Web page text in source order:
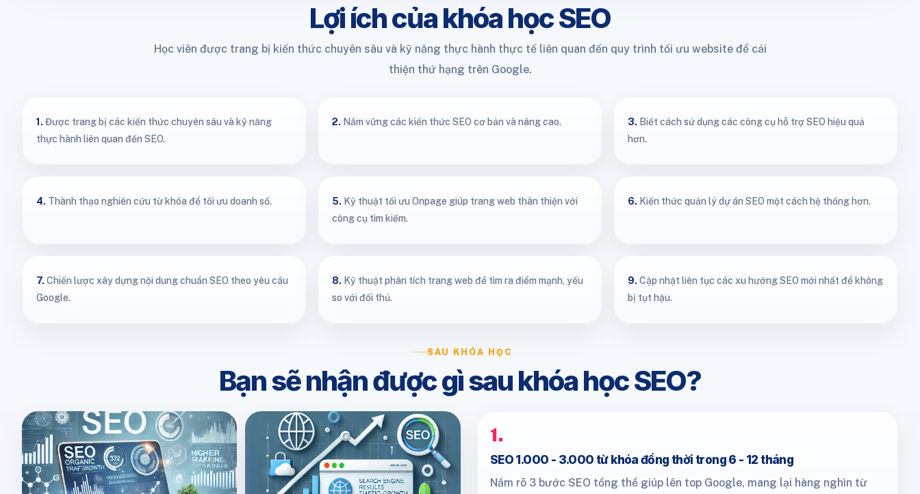
Lợi ích của khóa học SEO
Học viên được trang bị kiến thức chuyên sâu và kỹ năng thực hành thực tế liên quan đến quy trình tối ưu website để cải
thiện thứ hạng trên Google.
1. Được trang bị các kiến thức chuyên sâu và kỹ năng
thực hành liên quan đến SEO.
2. Nắm vững các kiến thức SEO cơ bản và nâng cao. 3. Biết cách sử dụng các công cụ hỗ trợ SEO hiệu quả
hơn.
4. Thành thạo nghiên cứu từ khóa để tối ưu doanh số. 5. Kỹ thuật tối ưu Onpage giúp trang web thân thiện với
công cụ tìm kiếm.
6. Kiến thức quản lý dự án SEO một cách hệ thống hơn.
7. Chiến lược xây dựng nội dung chuẩn SEO theo yêu cầu
Google.
8. Kỹ thuật phân tích trang web để tìm ra điểm mạnh, yếu
so với đối thủ.
9. Cập nhật liên tục các xu hướng SEO mới nhất để không
bị tụt hậu.
SAU KHÓA HỌC
Bạn sẽ nhận được gì sau khóa học SEO?
1.
SEO 1.000 - 3.000 từ khóa đồng thời trong 6 - 12 tháng
Nắm rõ 3 bước SEO tổng thể giúp lên top Google, mang lại hàng nghìn từ